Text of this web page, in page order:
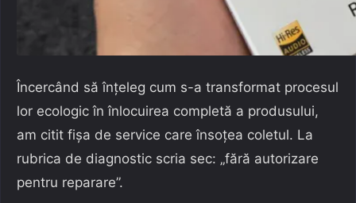
Încercând să înțeleg cum s-a transformat procesul
lor ecologic în înlocuirea completă a produsului,
am citit fișa de service care însoțea coletul. La
rubrica de diagnostic scria sec: „fără autorizare
pentru reparare”.